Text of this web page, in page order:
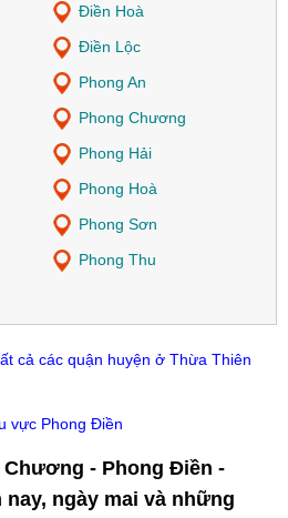
Điền Hoà
Điền Lộc
Phong An
Phong Chương
Phong Hải
Phong Hoà
Phong Sơn
Phong Thu
cả các quận huyện ở Thừa Thiên
vực Phong Điền
- Phong Điền -
ngày mai và những